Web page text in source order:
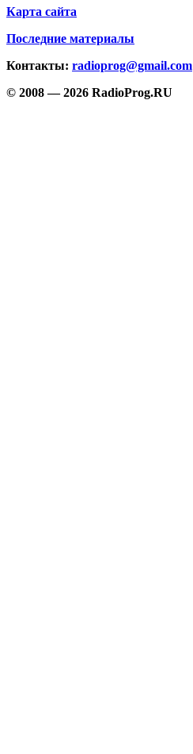
Карта сайта
Последние материалы
Контакты: radioprog@gmail.com
© 2008 — 2026 RadioProg.RU